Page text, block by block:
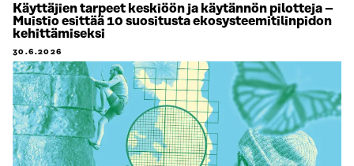
Käyttäjien tarpeet keskiöön ja käytännön pilotteja –
Muistio esittää 10 suositusta ekosysteemitilinpidon
kehittämiseksi
30.6.2026